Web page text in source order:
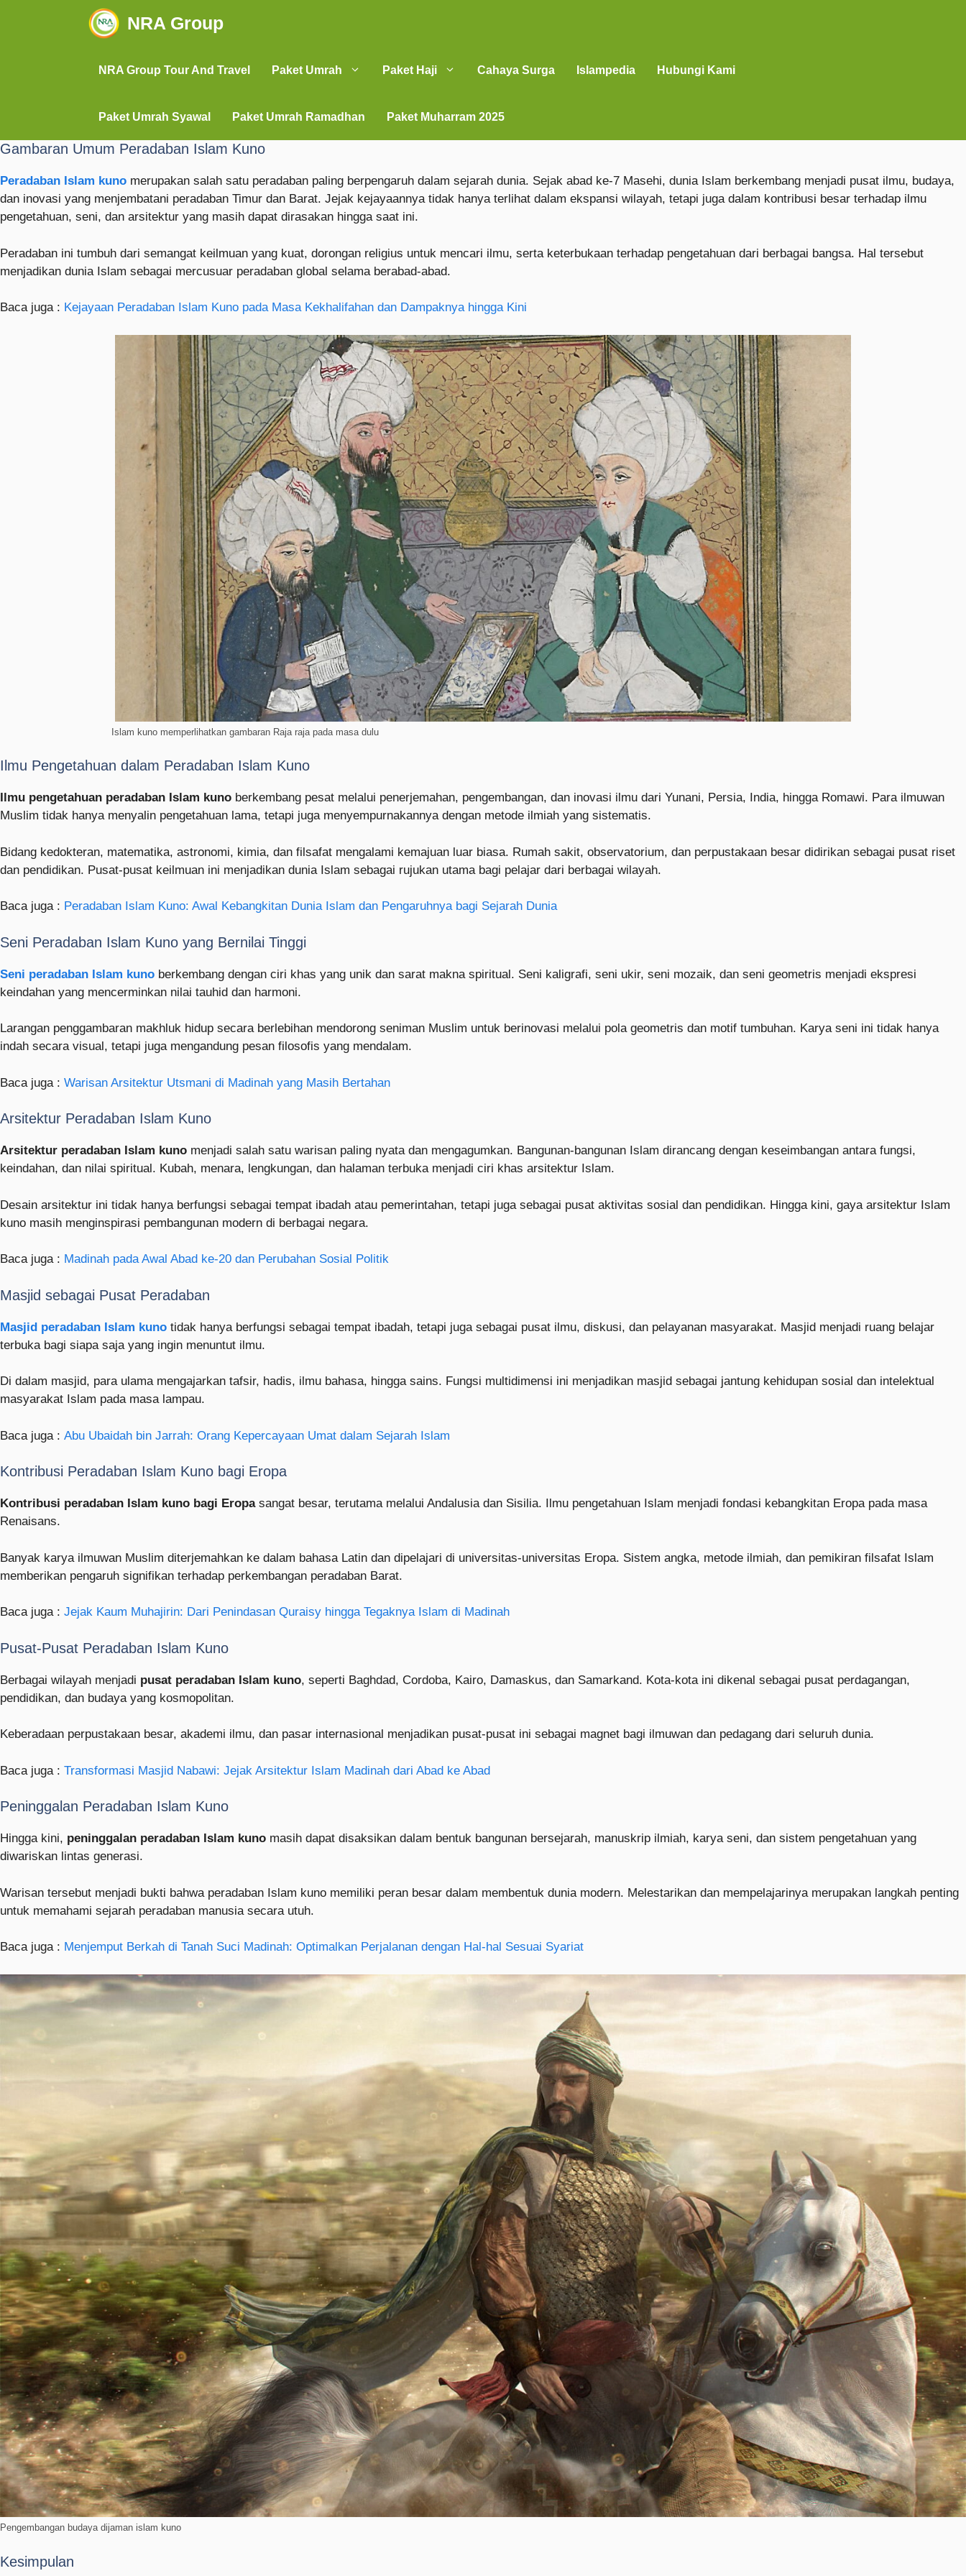
NRA Group
NRA Group Tour And Travel Paket Umrah Paket Haji Cahaya Surga Islampedia Hubungi Kami
Paket Umrah Syawal Paket Umrah Ramadhan Paket Muharram 2025
Gambaran Umum Peradaban Islam Kuno
Peradaban Islam kuno merupakan salah satu peradaban paling berpengaruh dalam sejarah dunia. Sejak abad ke-7 Masehi, dunia Islam berkembang menjadi pusat ilmu, budaya,
dan inovasi yang menjembatani peradaban Timur dan Barat. Jejak kejayaannya tidak hanya terlihat dalam ekspansi wilayah, tetapi juga dalam kontribusi besar terhadap ilmu
pengetahuan, seni, dan arsitektur yang masih dapat dirasakan hingga saat ini.
Peradaban ini tumbuh dari semangat keilmuan yang kuat, dorongan religius untuk mencari ilmu, serta keterbukaan terhadap pengetahuan dari berbagai bangsa. Hal tersebut
menjadikan dunia Islam sebagai mercusuar peradaban global selama berabad-abad.
Baca juga : Kejayaan Peradaban Islam Kuno pada Masa Kekhalifahan dan Dampaknya hingga Kini
Islam kuno memperlihatkan gambaran Raja raja pada masa dulu
Ilmu Pengetahuan dalam Peradaban Islam Kuno
Ilmu pengetahuan peradaban Islam kuno berkembang pesat melalui penerjemahan, pengembangan, dan inovasi ilmu dari Yunani, Persia, India, hingga Romawi. Para ilmuwan
Muslim tidak hanya menyalin pengetahuan lama, tetapi juga menyempurnakannya dengan metode ilmiah yang sistematis.
Bidang kedokteran, matematika, astronomi, kimia, dan filsafat mengalami kemajuan luar biasa. Rumah sakit, observatorium, dan perpustakaan besar didirikan sebagai pusat riset
dan pendidikan. Pusat-pusat keilmuan ini menjadikan dunia Islam sebagai rujukan utama bagi pelajar dari berbagai wilayah.
Baca juga : Peradaban Islam Kuno: Awal Kebangkitan Dunia Islam dan Pengaruhnya bagi Sejarah Dunia
Seni Peradaban Islam Kuno yang Bernilai Tinggi
Seni peradaban Islam kuno berkembang dengan ciri khas yang unik dan sarat makna spiritual. Seni kaligrafi, seni ukir, seni mozaik, dan seni geometris menjadi ekspresi
keindahan yang mencerminkan nilai tauhid dan harmoni.
Larangan penggambaran makhluk hidup secara berlebihan mendorong seniman Muslim untuk berinovasi melalui pola geometris dan motif tumbuhan. Karya seni ini tidak hanya
indah secara visual, tetapi juga mengandung pesan filosofis yang mendalam.
Baca juga : Warisan Arsitektur Utsmani di Madinah yang Masih Bertahan
Arsitektur Peradaban Islam Kuno
Arsitektur peradaban Islam kuno menjadi salah satu warisan paling nyata dan mengagumkan. Bangunan-bangunan Islam dirancang dengan keseimbangan antara fungsi,
keindahan, dan nilai spiritual. Kubah, menara, lengkungan, dan halaman terbuka menjadi ciri khas arsitektur Islam.
Desain arsitektur ini tidak hanya berfungsi sebagai tempat ibadah atau pemerintahan, tetapi juga sebagai pusat aktivitas sosial dan pendidikan. Hingga kini, gaya arsitektur Islam
kuno masih menginspirasi pembangunan modern di berbagai negara.
Baca juga : Madinah pada Awal Abad ke-20 dan Perubahan Sosial Politik
Masjid sebagai Pusat Peradaban
Masjid peradaban Islam kuno tidak hanya berfungsi sebagai tempat ibadah, tetapi juga sebagai pusat ilmu, diskusi, dan pelayanan masyarakat. Masjid menjadi ruang belajar
terbuka bagi siapa saja yang ingin menuntut ilmu.
Di dalam masjid, para ulama mengajarkan tafsir, hadis, ilmu bahasa, hingga sains. Fungsi multidimensi ini menjadikan masjid sebagai jantung kehidupan sosial dan intelektual
masyarakat Islam pada masa lampau.
Baca juga : Abu Ubaidah bin Jarrah: Orang Kepercayaan Umat dalam Sejarah Islam
Kontribusi Peradaban Islam Kuno bagi Eropa
Kontribusi peradaban Islam kuno bagi Eropasangat besar, terutama melalui Andalusia dan Sisilia. Ilmu pengetahuan Islam menjadi fondasi kebangkitan Eropa pada masa
Renaisans.
Banyak karya ilmuwan Muslim diterjemahkan ke dalam bahasa Latin dan dipelajari di universitas-universitas Eropa. Sistem angka, metode ilmiah, dan pemikiran filsafat Islam
memberikan pengaruh signifikan terhadap perkembangan peradaban Barat.
Baca juga : Jejak Kaum Muhajirin: Dari Penindasan Quraisy hingga Tegaknya Islam di Madinah
Pusat-Pusat Peradaban Islam Kuno
Berbagai wilayah menjadi pusat peradaban Islam kuno, seperti Baghdad, Cordoba, Kairo, Damaskus, dan Samarkand. Kota-kota ini dikenal sebagai pusat perdagangan,
pendidikan, dan budaya yang kosmopolitan.
Keberadaan perpustakaan besar, akademi ilmu, dan pasar internasional menjadikan pusat-pusat ini sebagai magnet bagi ilmuwan dan pedagang dari seluruh dunia.
Baca juga : Transformasi Masjid Nabawi: Jejak Arsitektur Islam Madinah dari Abad ke Abad
Peninggalan Peradaban Islam Kuno
Hingga kini, peninggalan peradaban Islam kuno masih dapat disaksikan dalam bentuk bangunan bersejarah, manuskrip ilmiah, karya seni, dan sistem pengetahuan yang
diwariskan lintas generasi.
Warisan tersebut menjadi bukti bahwa peradaban Islam kuno memiliki peran besar dalam membentuk dunia modern. Melestarikan dan mempelajarinya merupakan langkah penting
untuk memahami sejarah peradaban manusia secara utuh.
Baca juga : Menjemput Berkah di Tanah Suci Madinah: Optimalkan Perjalanan dengan Hal-hal Sesuai Syariat
Pengembangan budaya dijaman islam kuno
Kesimpulan